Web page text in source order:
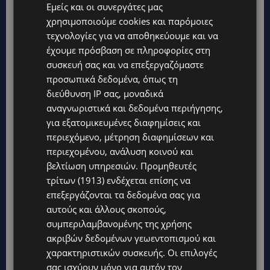
Topics
ΤΑΣΟΣ ΧΑΤΖΗΓΙΟΒΑΝΗΣ: Η συγκλονιστική ιστορία του
12χρονου Δημήτρη και η δωρεά των 12.500 ευρώ που του
έδωσε ελπίδα
STORIES
ΕΞΩΤΙΚΑ ΖΩΑ ΣΤΗΝ ΚΥΠΡΟ: Πότε επιτρέπεται και πότε
απαγορεύεται να έχεις μαϊμού ως κατοικίδιο – Ποια ζώα
μπορείς να διατηρείς νόμιμα
UPDATES
ΧΩΡΙΣ ΣΩΣΣΙΒΙΟ Η ΘΑΛΑΣΣΙΑ ΣΥΝΔΕΣΗ ΚΥΠΡΟΥ-ΕΛΛΑΔΑΣ:
«Χωρίς επιδότηση το πλοίο δεν θα ξανασηκώσει άγκυρα»
Εμείς και οι συνεργάτες μας
χρησιμοποιούμε cookies και παρόμοιες
τεχνολογίες για να αποθηκεύουμε και να
έχουμε πρόσβαση σε πληροφορίες στη
συσκευή σας και να επεξεργαζόμαστε
προσωπικά δεδομένα, όπως τη
διεύθυνση IP σας, μοναδικά
αναγνωριστικά και δεδομένα περιήγησης,
για εξατομικευμένες διαφημίσεις και
περιεχόμενο, μέτρηση διαφημίσεων και
περιεχομένου, ανάλυση κοινού και
βελτίωση υπηρεσιών. Προμηθευτές
τρίτων (1913) ενδέχεται επίσης να
επεξεργάζονται τα δεδομένα σας για
αυτούς και άλλους σκοπούς,
συμπεριλαμβανομένης της χρήσης
ακριβών δεδομένων γεωεντοπισμού και
χαρακτηριστικών συσκευής. Οι επιλογές
σας ισχύουν μόνο για αυτόν τον